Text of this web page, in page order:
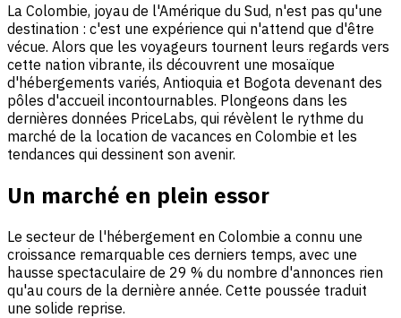
La Colombie, joyau de l'Amérique du Sud, n'est pas qu'une
destination : c'est une expérience qui n'attend que d'être
vécue. Alors que les voyageurs tournent leurs regards vers
cette nation vibrante, ils découvrent une mosaïque
d'hébergements variés, Antioquia et Bogota devenant des
pôles d'accueil incontournables. Plongeons dans les
dernières données PriceLabs, qui révèlent le rythme du
marché de la location de vacances en Colombie et les
tendances qui dessinent son avenir.
Un marché en plein essor
Le secteur de l'hébergement en Colombie a connu une
croissance remarquable ces derniers temps, avec une
hausse spectaculaire de 29 % du nombre d'annonces rien
qu'au cours de la dernière année. Cette poussée traduit
une solide reprise.